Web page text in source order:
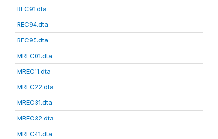
REC91.dta
REC94.dta
REC95.dta
MREC01.dta
MREC11.dta
MREC22.dta
MREC31.dta
MREC32.dta
MREC41.dta